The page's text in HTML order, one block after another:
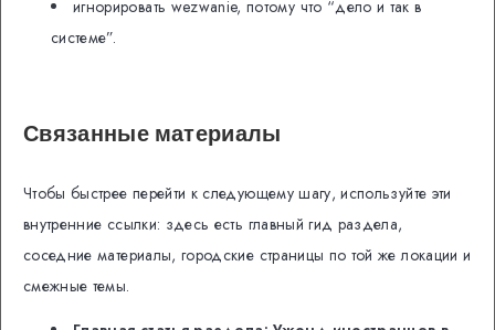
игнорировать wezwanie, потому что “дело и так в
системе”.
Связанные материалы
Чтобы быстрее перейти к следующему шагу, используйте эти
внутренние ссылки: здесь есть главный гид раздела,
соседние материалы, городские страницы по той же локации и
смежные темы.